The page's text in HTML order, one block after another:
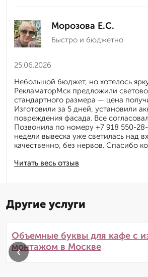
Морозова Е.С.
Быстро и бюджетно
25.06.2026
Читать весь отзыв
Небольшой бюджет, но хотелось
РекламаторМск предложили
стандартного размера — цена
Изготовили за 5 дней, установили
повреждения фасада. Все
Позвонила по номеру +7 918 550-
недели вывеска уже светилась над
качественно, без нервов. Спасибо
Другие услуги
Объемные буквы для кафе с
монтажом в Москве
‹